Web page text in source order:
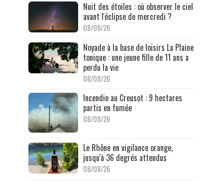
Nuit des étoiles : où observer le ciel
avant l'éclipse de mercredi ?
08/08/26
Noyade à la base de loisirs La Plaine
tonique : une jeune fille de 11 ans a
perdu la vie
08/08/26
Incendie au Creusot : 9 hectares
partis en fumée
08/08/26
Le Rhône en vigilance orange,
jusqu'à 36 degrés attendus
08/08/26